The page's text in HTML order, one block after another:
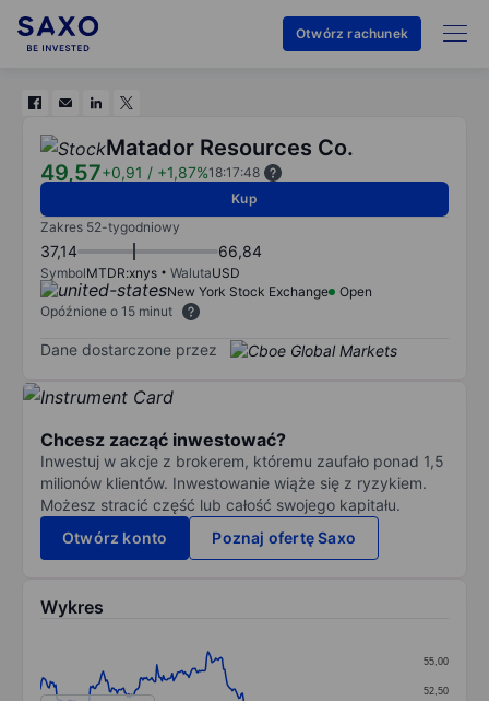
Otwórz rachunek
Matador Resources Co.
49,57+0,91 / +1,87%18:17:48
Kup
Zakres 52-tygodniowy
37,14 66,84
SymbolMTDR:xnys WalutaUSD
New York Stock Exchange
Open
Opóźnione o 15 minut
Dane dostarczone przez
Chcesz zacząć inwestować?
Inwestuj w akcje z brokerem, któremu zaufało ponad 1,5
milionów klientów. Inwestowanie wiąże się z ryzykiem.
Możesz stracić część lub całość swojego kapitału.
Otwórz konto
Poznaj ofertę Saxo
Wykres
Line chart with 296 data points.
52,50
55,00